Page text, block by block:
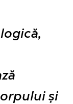
și